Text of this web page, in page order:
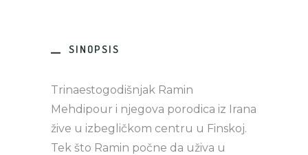
SINOPSIS
Trinaestogodišnjak Ramin
Mehdipour i njegova porodica iz Irana
žive u izbegličkom centru u Finskoj.
Tek što Ramin počne da uživa u